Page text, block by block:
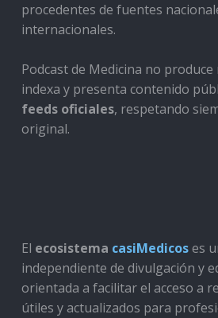
procedentes de fuentes
internacionales.
Podcast de Medicina no
indexa y presenta contenido
feeds oficiales, respetando
original.
El ecosistema casiMedicoses
independiente de divulgación y
orientada a facilitar el acceso a
útiles y actualizados para